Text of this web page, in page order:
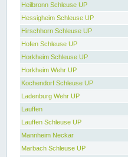
Heilbronn Schleuse UP
Hessigheim Schleuse UP
Hirschhorn Schleuse UP
Hofen Schleuse UP
Horkheim Schleuse UP
Horkheim Wehr UP
Kochendorf Schleuse UP
Ladenburg Wehr UP
Lauffen
Lauffen Schleuse UP
Mannheim Neckar
Marbach Schleuse UP